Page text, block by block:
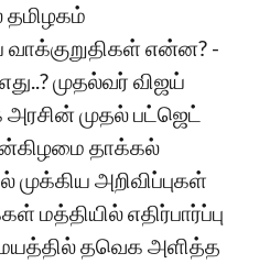
தமிழகம்
என்ன? -
முதல்வர் விஜய்
முதல் பட்ஜெட்
தாக்கல்
அறிவிப்புகள்
மத்தியில் எதிர்பார்ப்பு
தவெக அளித்த